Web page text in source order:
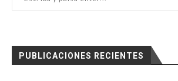
PUBLICACIONES RECIENTES